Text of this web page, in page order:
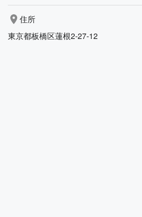
住所
東京都板橋区蓮根2-27-12